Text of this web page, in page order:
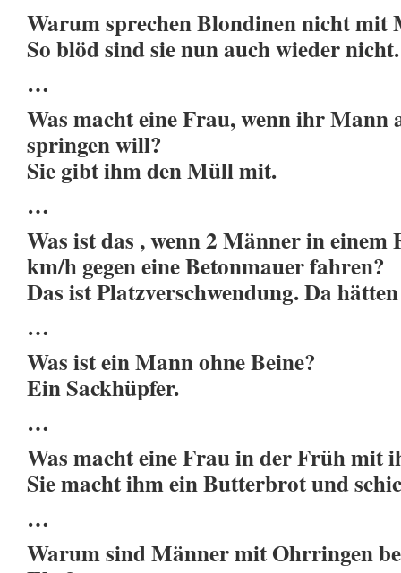
Warum sprechen Blondinen nicht mit
So blöd sind sie nun auch wieder nicht.
…
Was macht eine Frau, wenn ihr Mann
springen will?
Sie gibt ihm den Müll mit.
…
Was ist das , wenn 2 Männer in einem
km/h gegen eine Betonmauer fahren?
Das ist Platzverschwendung. Da
…
Was ist ein Mann ohne Beine?
Ein Sackhüpfer.
…
Was macht eine Frau in der Früh mit
Sie macht ihm ein Butterbrot und
…
Warum sind Männer mit Ohrringen